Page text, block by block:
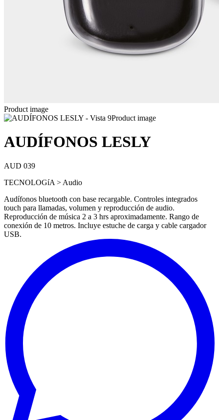
Product image
Product image
AUDÍFONOS LESLY
AUD 039
TECNOLOGíA > Audio
Audífonos bluetooth con base recargable. Controles integrados
touch para llamadas, volumen y reproducción de audio.
Reproducción de música 2 a 3 hrs aproximadamente. Rango de
conexión de 10 metros. Incluye estuche de carga y cable cargador
USB.